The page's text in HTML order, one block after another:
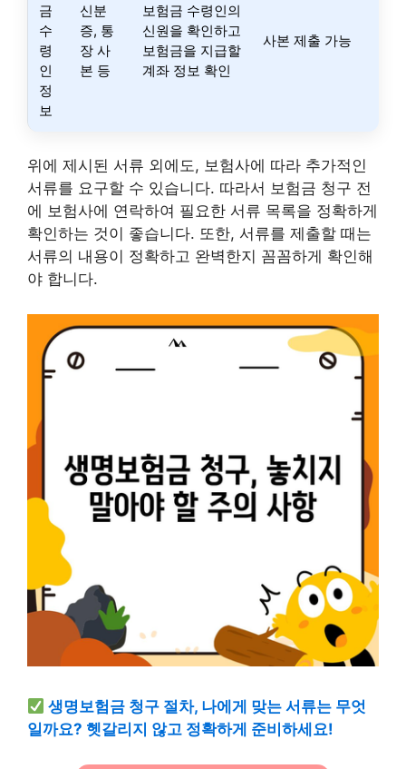
금
수
령
인
정
보
신분
증, 통
장 사
본 등
보험금 수령인의
신원을 확인하고
보험금을 지급할
계좌 정보 확인
사본 제출 가능
위에 제시된 서류 외에도, 보험사에 따라 추가적인
서류를 요구할 수 있습니다. 따라서 보험금 청구 전
에 보험사에 연락하여 필요한 서류 목록을 정확하게
확인하는 것이 좋습니다. 또한, 서류를 제출할 때는
서류의 내용이 정확하고 완벽한지 꼼꼼하게 확인해
야 합니다.
생명보험금 청구 절차, 나에게 맞는 서류는 무엇
일까요? 헷갈리지 않고 정확하게 준비하세요!